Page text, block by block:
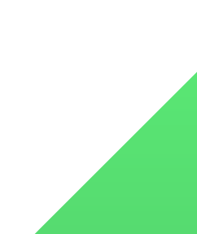
для
для стирки и
для ковров и
универсальные
Автохимия и
автоэмали
аэрозольные